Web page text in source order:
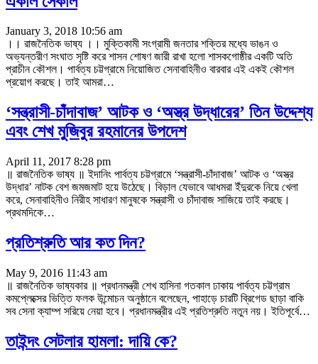
January 3, 2018 10:56 am
।। রাজনৈতিক ভাষ্য ।। মুক্তিকামী সংগ্রামী জনতার শক্তির মধ্যে ভাঙন ও
অভ্যন্তরীণ সংঘাত সৃষ্টি করে শাসন শোষণ জারী রাখা হলো শাসকগোষ্ঠীর একটি অতি
প্রাচীন কৌশল। পার্বত্য চট্টগ্রামে নিয়োজিত সেনাবাহিনীও বারবার এই একই কৌশল
প্রয়োগ করছে। তাই আমরা…
‘সন্ত্রাসী-চাঁদাবাজ’ আটক ও ‘অস্ত্র উদ্ধারের’ তিন উদ্দেশ্য
এবং শেখ মুজিবুর রহমানের উপদেশ
April 11, 2017 8:28 pm
॥ রাজনৈতিক ভাষ্য ॥ ইদানিং পার্বত্য চট্টগ্রামে ‘সন্ত্রাসী-চাঁদাবাজ’ আটক ও ‘অস্ত্র
উদ্ধার’ নাটক বেশ জমজমাট হয়ে উঠেছে। বিড়াল যেভাবে আধমরা ইঁদুরকে নিয়ে খেলা
করে, সেনাবাহিনীও নিরীহ সাধারণ মানুষকে সন্ত্রাসী ও চাঁদাবাজ সাজিয়ে তাই করছে।
প্রথমদিকে…
প্রতিশ্রুতি আর কত দিন?
May 9, 2016 11:43 am
॥ রাজনৈতিক ভাষ্যকার ॥ প্রধানমন্ত্রী শেখ হাসিনা গতকাল ঢাকায় পার্বত্য চট্টগ্রাম
কমপ্লেক্সের ভিত্তি ফলক উন্মোচন অনুষ্ঠানে বলেছেন, পাহাড়ে চারটি ব্রিগেড ছাড়া বাকি
সব সেনা ক্যাম্প সরিয়ে নেয়া হবে। প্রধানমন্ত্রীর এই প্রতিশ্রুতি নতুন নয়। ইতিপূর্বে…
তাইন্দং সেটলার হামলা: দায়ি কে?